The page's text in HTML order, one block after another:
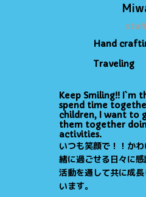
staff
Hand
Traveling
Keep Smiling!! I`m
spend time
children, I want to
them together
activities.
いつも笑顔で！！か
緒に過ごせる日々に
活動を通して共に成
います。